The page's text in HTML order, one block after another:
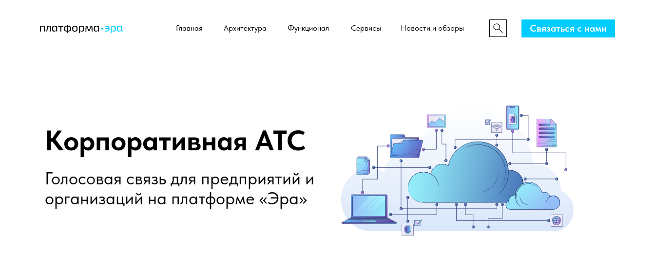
Связаться с нами
Главная Архитектура Функционал Сервисы Новости и обзоры
Корпоративная АТС
Голосовая связь для предприятий и
организаций на платформе «Эра»